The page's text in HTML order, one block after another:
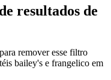
resultados de
remover esse filtro
bailey's e frangelico em